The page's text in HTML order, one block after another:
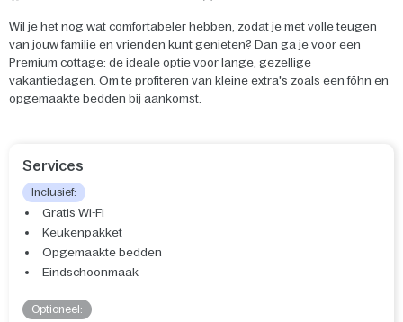
Wil je het nog wat comfortabeler hebben, zodat je met volle teugen
van jouw familie en vrienden kunt genieten? Dan ga je voor een
Premium cottage: de ideale optie voor lange, gezellige
vakantiedagen. Om te profiteren van kleine extra's zoals een föhn en
opgemaakte bedden bij aankomst.
Services
Inclusief:
Gratis Wi-Fi
Keukenpakket
Opgemaakte bedden
Eindschoonmaak
Optioneel: